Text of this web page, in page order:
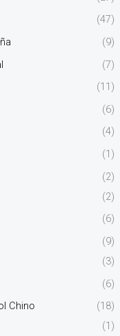
(47)
(9)
(7)
(11)
(6)
(4)
(1)
(2)
(2)
(6)
(9)
(3)
(6)
Chino
(18)
(1)